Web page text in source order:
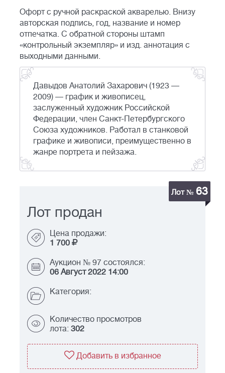
Офорт с ручной раскраской акварелью. Внизу
авторская подпись, год, название и номер
отпечатка. С обратной стороны штамп
«контрольный экземпляр» и изд. аннотация с
выходными данными.
Давыдов Анатолий Захарович (1923 —
2009) — график и живописец,
заслуженный художник Российской
Федерации, член Санкт-Петербургского
Союза художников. Работал в станковой
графике и живописи, преимущественно в
жанре портрета и пейзажа.
Лот № 63
Лот продан
Цена продажи:
1 700
Аукцион № 97 состоялся:
06 Август 2022 14:00
Категория:
Количество просмотров
лота: 302
Добавить в избранное